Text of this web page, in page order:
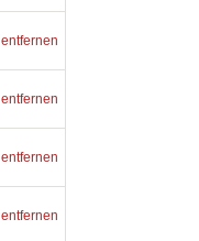
entfernen
entfernen
entfernen
entfernen